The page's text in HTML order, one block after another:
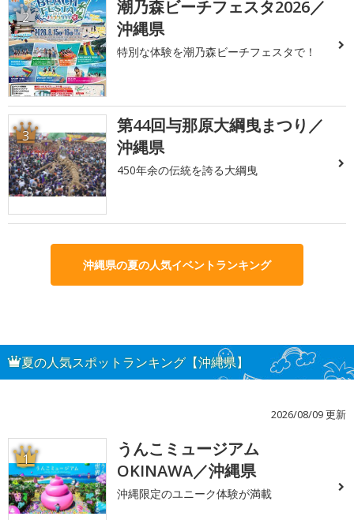
2
潮乃森ビーチフェスタ2026／
沖縄県
特別な体験を潮乃森ビーチフェスタで！
3
第44回与那原大綱曳まつり／
沖縄県
450年余の伝統を誇る大綱曳
沖縄県の夏の人気イベントランキング
夏の人気スポットランキング【沖縄県】
2026/08/09 更新
1
うんこミュージアム
OKINAWA／沖縄県
沖縄限定のユニーク体験が満載